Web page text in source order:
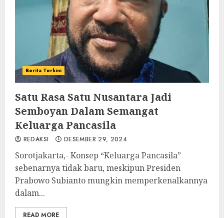
Berita Terkini
Satu Rasa Satu Nusantara Jadi
Semboyan Dalam Semangat
Keluarga Pancasila
REDAKSI DESEMBER 29, 2024
Sorotjakarta,- Konsep “Keluarga Pancasila”
sebenarnya tidak baru, meskipun Presiden
Prabowo Subianto mungkin memperkenalkannya
dalam...
READ MORE